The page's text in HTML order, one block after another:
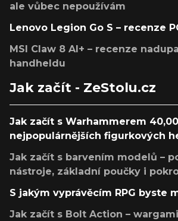
ale vůbec nepoužívám
Lenovo Legion Go S – recenze
MSI Claw 8 AI+ – recenze
handheldu
Jak začít - ZeStolu.cz
Jak začít s Warhammerem
nejpopulárnějších figurkových
Jak začít s barvením modelů –
nástroje, základní poučky i
S jakým vyprávěcím RPG byste
Jak začít s Bolt Action –